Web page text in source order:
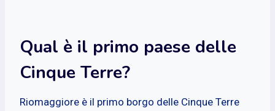
Qual è il primo paese delle
Cinque Terre?
Riomaggiore è il primo borgo delle Cinque Terre